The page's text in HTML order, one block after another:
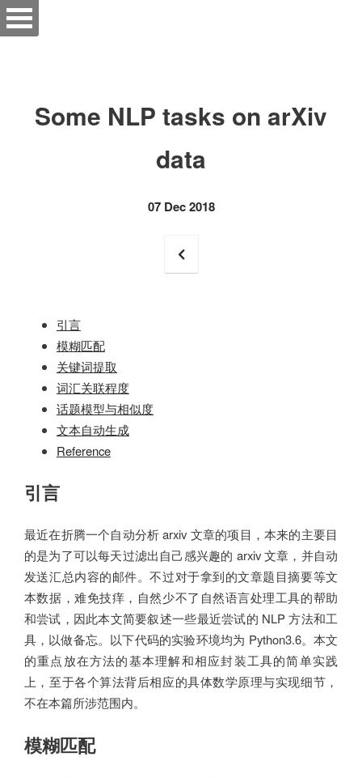
Some NLP tasks on arXiv
data
07 Dec 2018
引言
模糊匹配
关键词提取
词汇关联程度
话题模型与相似度
文本自动生成
Reference
引言
最近在折腾一个自动分析 arxiv 文章的项目，本来的主要目
的是为了可以每天过滤出自己感兴趣的 arxiv 文章，并自动
发送汇总内容的邮件。不过对于拿到的文章题目摘要等文
本数据，难免技痒，自然少不了自然语言处理工具的帮助
和尝试，因此本文简要叙述一些最近尝试的 NLP 方法和工
具，以做备忘。以下代码的实验环境均为 Python3.6。本文
的重点放在方法的基本理解和相应封装工具的简单实践
上，至于各个算法背后相应的具体数学原理与实现细节，
不在本篇所涉范围内。
模糊匹配